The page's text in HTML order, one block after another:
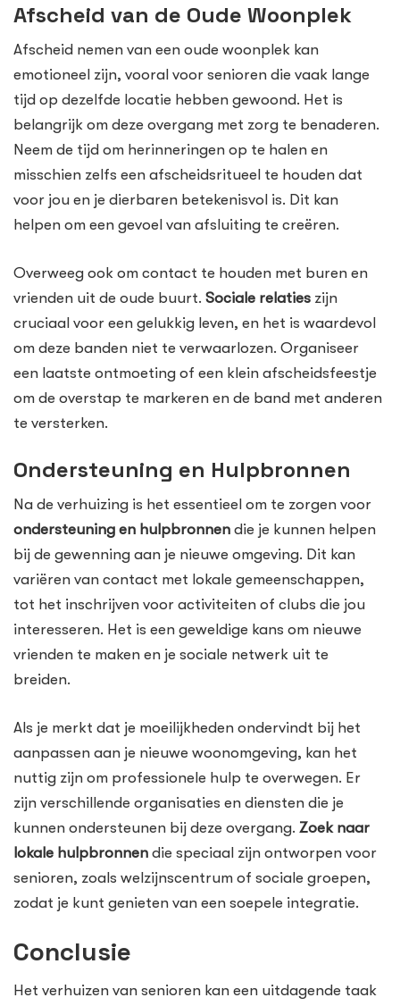
Afscheid van de Oude Woonplek
Afscheid nemen van een oude woonplek kan
emotioneel zijn, vooral voor senioren die vaak lange
tijd op dezelfde locatie hebben gewoond. Het is
belangrijk om deze overgang met zorg te benaderen.
Neem de tijd om herinneringen op te halen en
misschien zelfs een afscheidsritueel te houden dat
voor jou en je dierbaren betekenisvol is. Dit kan
helpen om een gevoel van afsluiting te creëren.
Overweeg ook om contact te houden met buren en
vrienden uit de oude buurt. Sociale relaties zijn
cruciaal voor een gelukkig leven, en het is waardevol
om deze banden niet te verwaarlozen. Organiseer
een laatste ontmoeting of een klein afscheidsfeestje
om de overstap te markeren en de band met anderen
te versterken.
Ondersteuning en Hulpbronnen
Na de verhuizing is het essentieel om te zorgen voor
ondersteuning en hulpbronnen die je kunnen helpen
bij de gewenning aan je nieuwe omgeving. Dit kan
variëren van contact met lokale gemeenschappen,
tot het inschrijven voor activiteiten of clubs die jou
interesseren. Het is een geweldige kans om nieuwe
vrienden te maken en je sociale netwerk uit te
breiden.
Als je merkt dat je moeilijkheden ondervindt bij het
aanpassen aan je nieuwe woonomgeving, kan het
nuttig zijn om professionele hulp te overwegen. Er
zijn verschillende organisaties en diensten die je
kunnen ondersteunen bij deze overgang. Zoek naar
lokale hulpbronnen die speciaal zijn ontworpen voor
senioren, zoals welzijnscentrum of sociale groepen,
zodat je kunt genieten van een soepele integratie.
Conclusie
Het verhuizen van senioren kan een uitdagende taak